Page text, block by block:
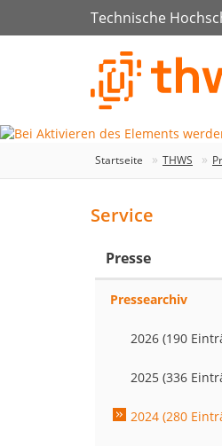
Technische
Startseite THWS
Service
Presse
Pressearchiv
2026 (190
2025 (336
2024 (280